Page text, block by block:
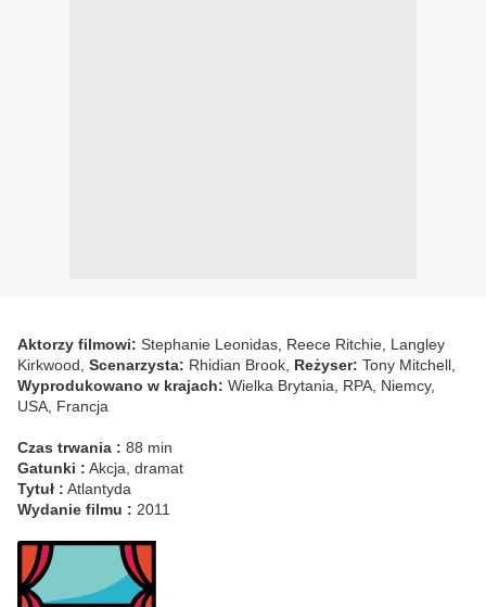
Aktorzy filmowi: Stephanie Leonidas, Reece Ritchie, Langley
Kirkwood, Scenarzysta: Rhidian Brook, Reżyser: Tony Mitchell,
Wyprodukowano w krajach: Wielka Brytania, RPA, Niemcy,
USA, Francja
Czas trwania : 88 min
Gatunki : Akcja, dramat
Tytuł : Atlantyda
Wydanie filmu : 2011